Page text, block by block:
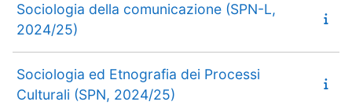
Sociologia della comunicazione (SPN-L,
2024/25)
Sociologia ed Etnografia dei Processi
Culturali (SPN, 2024/25)